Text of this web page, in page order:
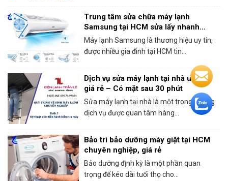
Trung tâm sửa chữa máy lạnh
Samsung tại HCM sửa lấy nhanh
trong ngày
Máy lạnh Samsung là thương hiệu uy tín,
được nhiều gia đình tại HCM tin...
Dịch vụ sửa máy lạnh tại nhà uy tín,
giá rẻ – Có mặt sau 30 phút
Sửa máy lạnh tại nhà là một trong những
dịch vụ được quan tâm hàng...
Bảo trì bảo dưỡng máy giặt tại HCM
chuyên nghiệp, giá rẻ
Bảo dưỡng định kỳ là một phần quan
trọng để kéo dài tuổi thọ cho...